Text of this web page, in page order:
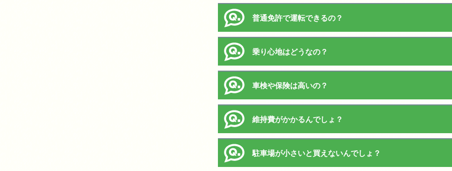
普通免許で運転できるの？
乗り心地はどうなの？
車検や保険は高いの？
維持費がかかるんでしょ？
駐車場が小さいと買えないんでしょ？